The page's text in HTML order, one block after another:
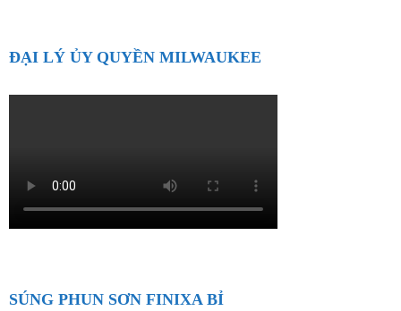
ĐẠI LÝ ỦY QUYỀN MILWAUKEE
SÚNG PHUN SƠN FINIXA BỈ